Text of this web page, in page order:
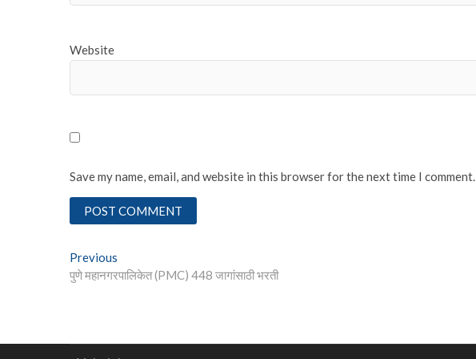
Website
Save my name, email, and website in this browser for the next time I comment.
Post
navigation
Previous
post:
पुणे महानगरपालिकेत (PMC) 448 जागांसाठी भरती